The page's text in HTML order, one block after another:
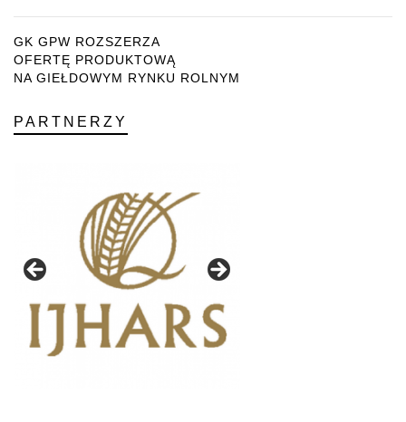
GK GPW ROZSZERZA
OFERTĘ PRODUKTOWĄ
NA GIEŁDOWYM RYNKU ROLNYM
PARTNERZY